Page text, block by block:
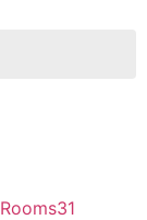
Rooms31